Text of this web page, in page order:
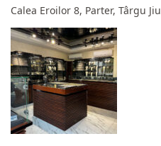
Calea Eroilor 8, Parter, Târgu Jiu